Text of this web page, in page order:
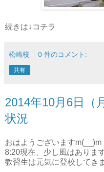
続きは↓コチラ
松崎校 0 件のコメント:
共有
2014年10月6日（
状況
おはようございますm(__)m
8:20現在、少し風はありま
教習生は元気に登校してき